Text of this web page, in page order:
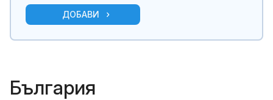
ДОБАВИ
България